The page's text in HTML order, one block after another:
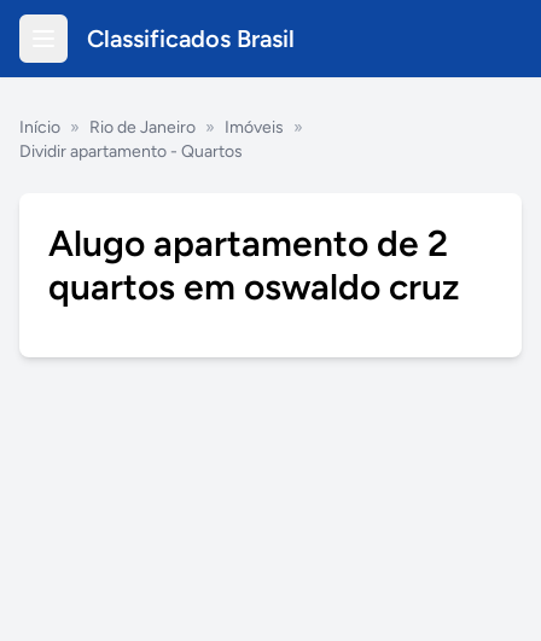
Classificados Brasil
Início » Rio de Janeiro » Imóveis »
Dividir apartamento - Quartos
Alugo apartamento de 2
quartos em oswaldo cruz